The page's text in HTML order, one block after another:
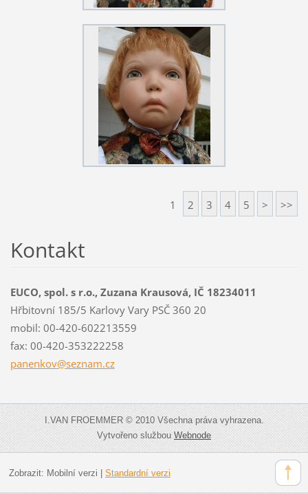
1 2 3 4 5 > >>
Kontakt
EUCO, spol. s r.o., Zuzana Krausová, IČ 18234011
Hřbitovní 185/5 Karlovy Vary PSČ 360 20
mobil: 00-420-602213559
fax: 00-420-353222258
panenkov@seznam.cz
I.VAN FROEMMER © 2010 Všechna práva vyhrazena.
Vytvořeno službouWebnode
Zobrazit: Mobilní verzi Standardní verzi